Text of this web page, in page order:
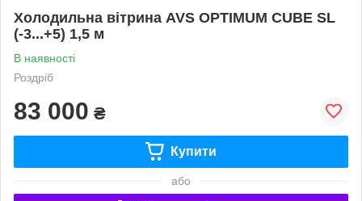
Холодильна вітрина AVS OPTIMUM CUBE SL
(-3...+5) 1,5 м
В наявності
Роздріб
83 000 ₴
Купити
або